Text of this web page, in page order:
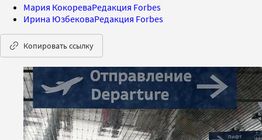
Мария КокореваРедакция Forbes
Ирина ЮзбековаРедакция Forbes
Копировать ссылку